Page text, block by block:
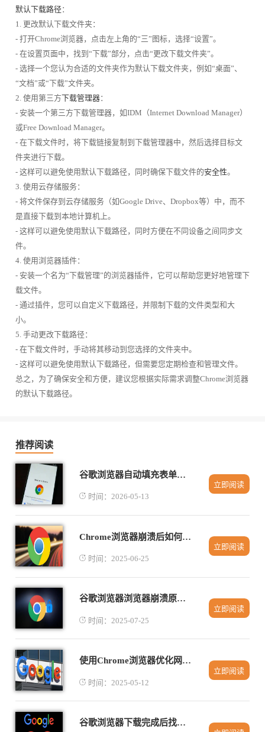
默认下载路径 ：
1. 更改默认下载文件夹：
- 打开Chrome浏览器，点击左上角的“三”图标，选择“设置”。
- 在设置页面中，找到“下载”部分，点击“更改下载文件夹”。
- 选择一个您认为合适的文件夹作为默认下载文件夹，例如“桌面”、
“文档”或“下载”文件夹。
2. 使用第三方下载管理器：
- 安装一个第三方下载管理器，如IDM（Internet Download Manager）
或Free Download Manager。
- 在下载文件时，将下载链接复制到下载管理器中，然后选择目标文
件夹进行下载。
- 这样可以避免使用默认下载路径，同时确保下载文件的安全性。
3. 使用云存储服务：
- 将文件保存到云存储服务（如Google Drive、Dropbox等）中，而不
是直接下载到本地计算机上。
- 这样可以避免使用默认下载路径，同时方便在不同设备之间同步文
件。
4. 使用浏览器插件：
- 安装一个名为“下载管理”的浏览器插件，它可以帮助您更好地管理下
载文件。
- 通过插件，您可以自定义下载路径，并限制下载的文件类型和大
小。
5. 手动更改下载路径：
- 在下载文件时，手动将其移动到您选择的文件夹中。
- 这样可以避免使用默认下载路径，但需要您定期检查和管理文件。
总之，为了确保安全和方便，建议您根据实际需求调整Chrome浏览器
的默认下载路径。
推荐阅读
谷歌浏览器自动填充表单功能深度使用教程
时间：2026-05-13
立即阅读
Chrome浏览器崩溃后如何快速恢复数据
时间：2025-06-25
立即阅读
谷歌浏览器浏览器崩溃原因分析及修复教程
时间：2025-07-25
立即阅读
使用Chrome浏览器优化网页视频播放的音效质量
时间：2025-05-12
立即阅读
谷歌浏览器下载完成后找不到安装文件解决